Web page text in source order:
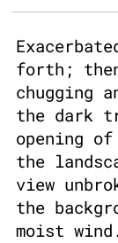
forth;
chugging
the dark
opening
the
view
the
moist